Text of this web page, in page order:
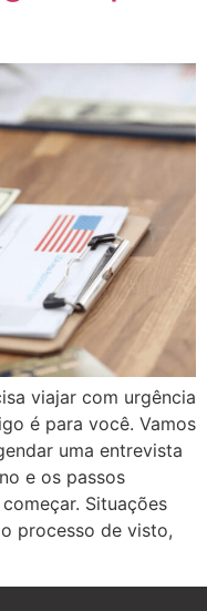
viajar com urgência
é para você. Vamos
uma entrevista
e os passos
Situações
processo de visto,